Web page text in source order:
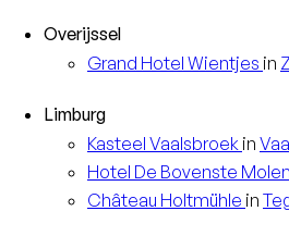
Overijssel
Grand Hotel Wientjes in
Limburg
Kasteel Vaalsbroek in
Hotel De Bovenste Molen
Château Holtmühle in